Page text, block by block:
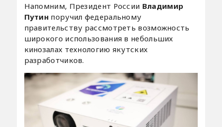
Напомним, Президент России Владимир
Путин поручил федеральному
правительству рассмотреть возможность
широкого использования в небольших
кинозалах технологию якутских
разработчиков.